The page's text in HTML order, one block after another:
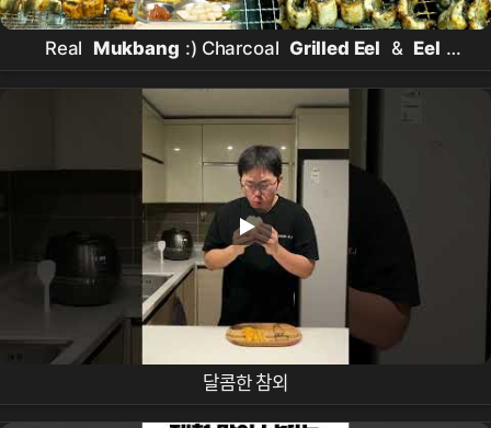
Real Mukbang :) Charcoal Grilled Eel & Eel
Stew ☆ Korean Healthy Soul Food
달콤한 참외